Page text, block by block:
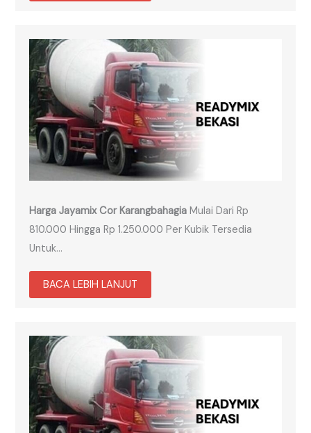
Harga Jayamix Cor KarangbahagiaMulai Dari Rp
810.000 Hingga Rp 1.250.000 Per Kubik Tersedia
Untuk…
BACA LEBIH LANJUT